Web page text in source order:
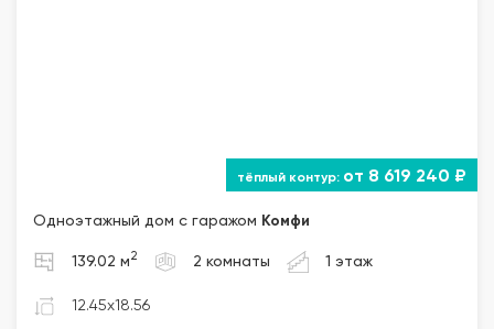
от 8 619 240 ₽
Одноэтажный дом с гаражом Комфи
139.02 м 2 2 комнаты 1 этаж
12.45x18.56